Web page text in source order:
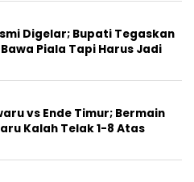
Digelar; Bupati Tegaskan
Piala Tapi Harus Jadi
vs Ende Timur; Bermain
Kalah Telak 1-8 Atas